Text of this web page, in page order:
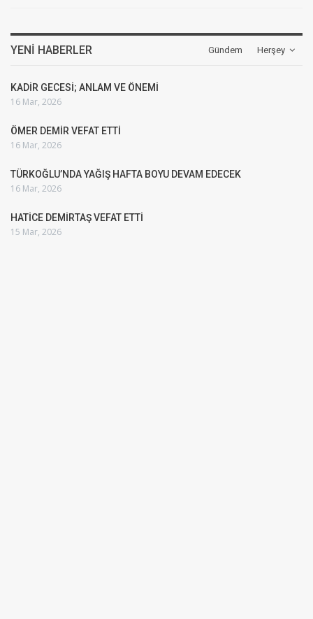
Herşey
YENI HABERLER Gündem
KADİR GECESİ; ANLAM VE ÖNEMİ
16 Mar, 2026
ÖMER DEMİR VEFAT ETTİ
16 Mar, 2026
TÜRKOĞLU’NDA YAĞIŞ HAFTA BOYU DEVAM EDECEK
16 Mar, 2026
HATİCE DEMİRTAŞ VEFAT ETTİ
15 Mar, 2026